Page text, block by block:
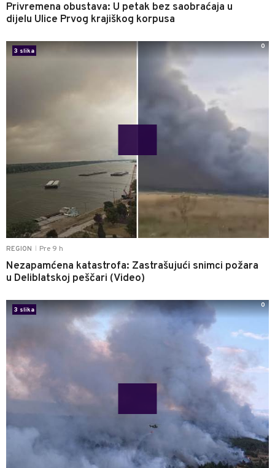
Privremena obustava: U petak bez saobraćaja u
dijelu Ulice Prvog krajiškog korpusa
REGION Pre 9 h
Nezapamćena katastrofa: Zastrašujući snimci požara
u Deliblatskoj peščari (Video)
3 slika
0
3 slika
0